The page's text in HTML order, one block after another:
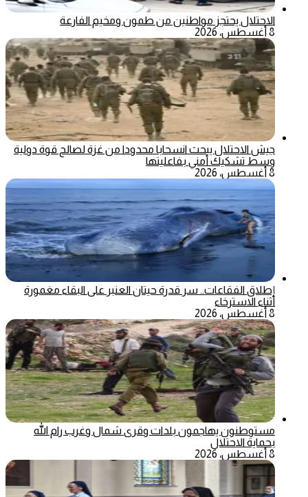
الاحتلال يحتجز مواطنين من طمون ومخيم الفارعة
8 أغسطس، 2026
جيش الاحتلال يبحث انسحابا محدودا من غزة لصالح قوة دولية
وسط تشكيك أمني بفاعليتها
8 أغسطس، 2026
إطلاق الفقاعات.. سر قدرة حيتان العنبر على البقاء مغمورة
أثناء الاسترخاء
8 أغسطس، 2026
مستوطنون يهاجمون بلدات وقرى شمال وغرب رام الله
بحماية الاحتلال
8 أغسطس، 2026